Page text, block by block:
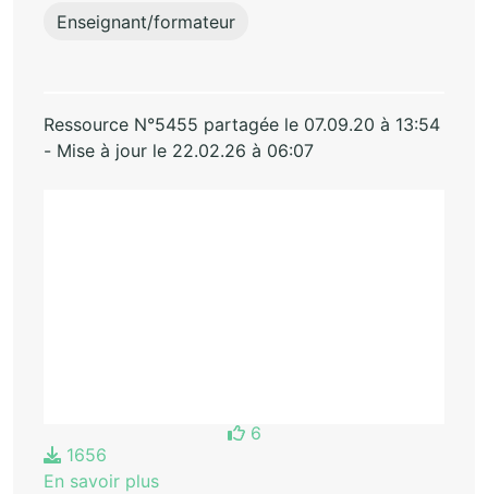
Enseignant/formateur
Ressource N°5455 partagée le 07.09.20 à 13:54
- Mise à jour le 22.02.26 à 06:07
6
1656
En savoir plus